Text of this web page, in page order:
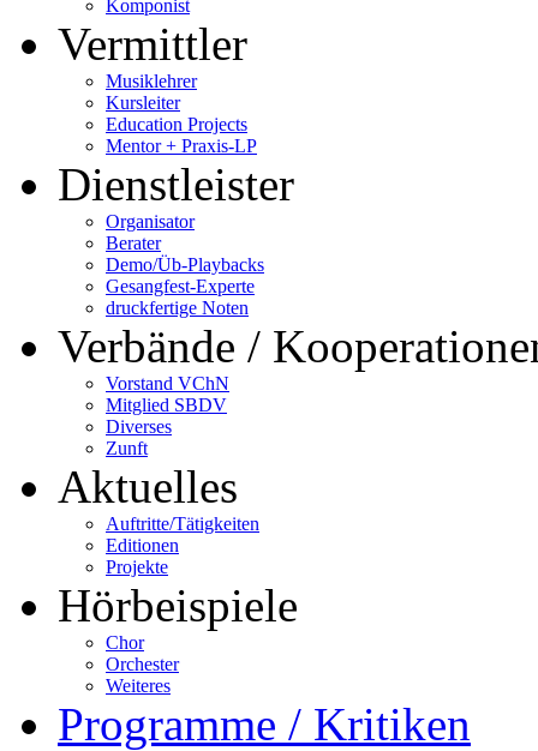
Komponist
Vermittler
Musiklehrer
Kursleiter
Education Projects
Mentor + Praxis-LP
Dienstleister
Organisator
Berater
Demo/Üb-Playbacks
Gesangfest-Experte
druckfertige Noten
Verbände /
Vorstand VChN
Mitglied SBDV
Diverses
Zunft
Aktuelles
Auftritte/Tätigkeiten
Editionen
Projekte
Hörbeispiele
Chor
Orchester
Weiteres
Programme / Kritiken